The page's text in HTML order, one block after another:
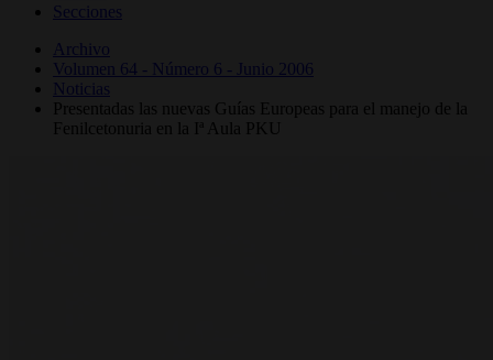
Secciones
Archivo
Volumen 64 - Número 6 - Junio 2006
Noticias
Presentadas las nuevas Guías Europeas para el manejo de la
Fenilcetonuria en la Iª Aula PKU